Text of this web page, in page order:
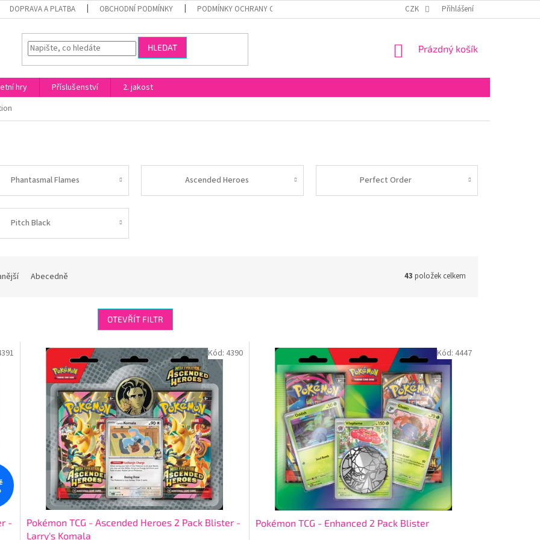
DOPRAVA A PLATBA OBCHODNÍ PODMÍNKY PODMÍNKY OCHRANY OSOBNÍCH ÚDAJŮ ODSTOUPENÍ OD SMLOUVY
CZK Přihlášení
HLEDAT
NÁKUPNÍ
Prázdný košík
hry Příslušenství
2. jakost
Phantasmal Flames Ascended Heroes Perfect Order
Pitch Black
Abecedně 43 položek celkem
OTEVŘÍT FILTR
-
Pokémon TCG - Ascended Heroes 2 Pack Blister -
Larry's Komala
Kód: 4390
Pokémon TCG - Enhanced 2 Pack Blister
Kód: 4447